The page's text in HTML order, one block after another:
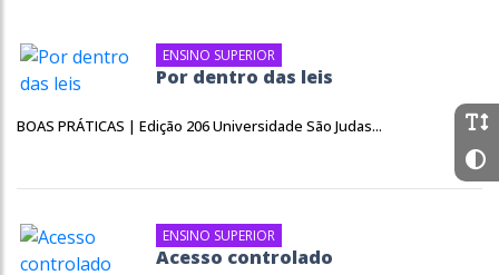
ENSINO SUPERIOR
Por dentro das leis
BOAS PRÁTICAS | Edição 206 Universidade São Judas...
ENSINO SUPERIOR
Acesso controlado